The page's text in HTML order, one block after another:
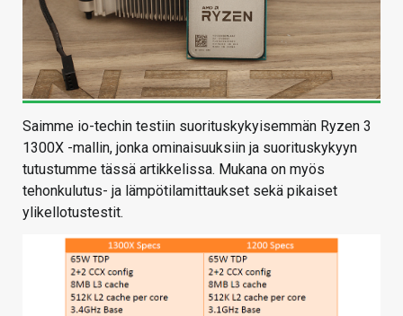
Saimme io-techin testiin suorituskykyisemmän Ryzen 3
1300X -mallin, jonka ominaisuuksiin ja suorituskykyyn
tutustumme tässä artikkelissa. Mukana on myös
tehonkulutus- ja lämpötilamittaukset sekä pikaiset
ylikellotustestit.